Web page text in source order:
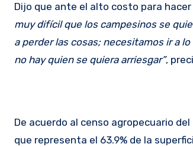
Dijo que ante el alto costo para
muy difícil que los campesinos se
a perder las cosas; necesitamos ir a
no hay quien se quiera arriesgar”,
De acuerdo al censo agropecuario del
que representa el 63.9% de la